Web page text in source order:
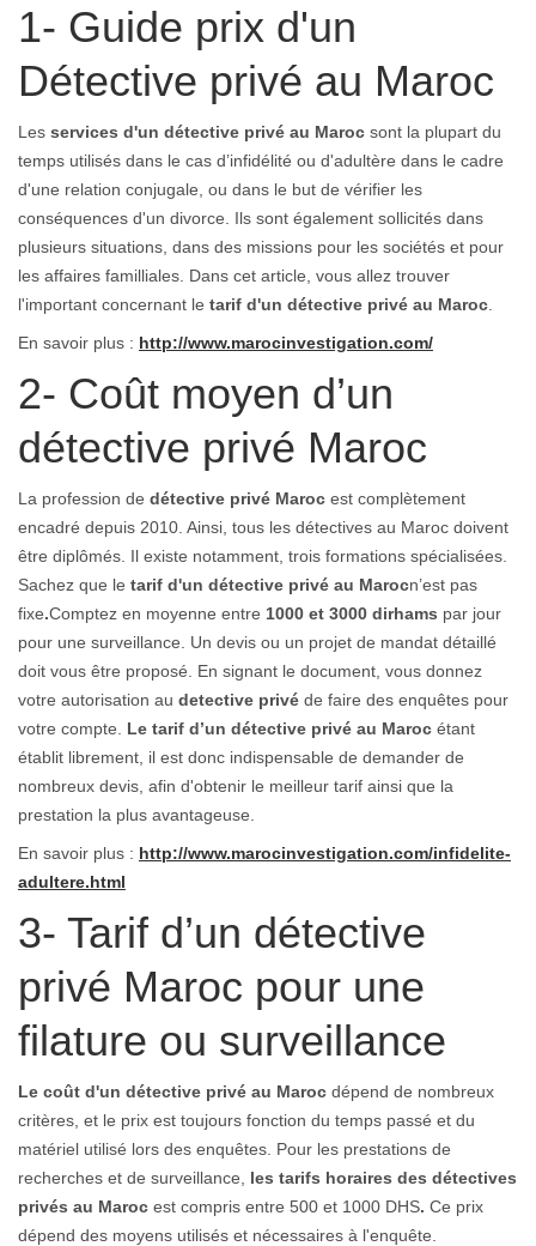
1- Guide prix d'un
Détective privé au Maroc
Les services d'un détective privé au Maroc sont la plupart du
temps utilisés dans le cas d’infidélité ou d'adultère dans le cadre
d'une relation conjugale, ou dans le but de vérifier les
conséquences d'un divorce. Ils sont également sollicités dans
plusieurs situations, dans des missions pour les sociétés et pour
les affaires familliales. Dans cet article, vous allez trouver
l'important concernant le tarif d'un détective privé au Maroc
En savoir plus : http://www.marocinvestigation.com/
2- Coût moyen d’un
détective privé Maroc
La profession de détective privé Maroc est complètement
encadré depuis 2010. Ainsi, tous les détectives au Maroc doivent
être diplômés. Il existe notamment, trois formations spécialisées.
Sachez que le tarif d'un détective privé au Marocn’est pas
fixe.Comptez en moyenne entre 1000 et 3000 dirhams par jour
pour une surveillance. Un devis ou un projet de mandat détaillé
doit vous être proposé. En signant le document, vous donnez
votre autorisation au detective privé de faire des enquêtes pour
votre compte. Le tarif d’un détective privé au Maroc étant
établit librement, il est donc indispensable de demander de
nombreux devis, afin d'obtenir le meilleur tarif ainsi que la
prestation la plus avantageuse.
En savoir plus : http://www.marocinvestigation.com/infidelite-
adultere.html
3- Tarif d’un détective
privé Maroc pour une
filature ou surveillance
Le coût d'un détective privé au Maroc dépend de nombreux
critères, et le prix est toujours fonction du temps passé et du
matériel utilisé lors des enquêtes. Pour les prestations de
recherches et de surveillance, les tarifs horaires des détectives
privés au Maroc est compris entre 500 et 1000 DHS. Ce prix
dépend des moyens utilisés et nécessaires à l'enquête.